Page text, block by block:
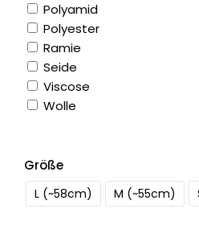
Polyamid
Polyester
Ramie
Seide
Viscose
Wolle
Größe
L (~58cm) M (~55cm)